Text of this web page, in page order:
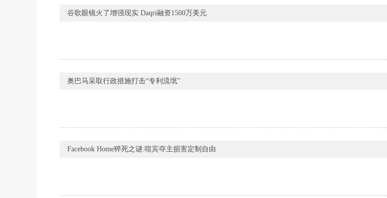
谷歌眼镜火了增强现实 Daqri融资1500万美元
奥巴马采取行政措施打击“专利流氓”
Facebook Home猝死之谜:喧宾夺主损害定制自由